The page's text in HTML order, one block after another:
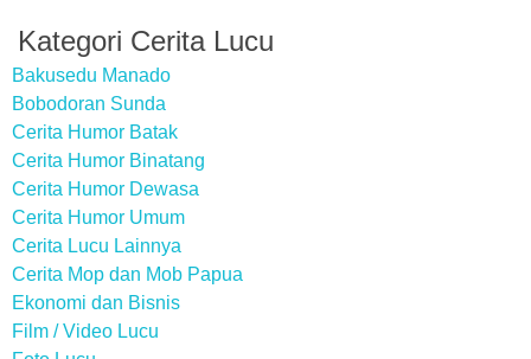
Kategori Cerita Lucu
Bakusedu Manado
Bobodoran Sunda
Cerita Humor Batak
Cerita Humor Binatang
Cerita Humor Dewasa
Cerita Humor Umum
Cerita Lucu Lainnya
Cerita Mop dan Mob Papua
Ekonomi dan Bisnis
Film / Video Lucu